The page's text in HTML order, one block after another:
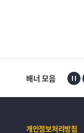
배너 모음
개인정보처리방침